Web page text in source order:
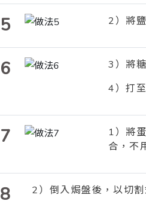
5 2）將
6 3 ）將
4）打
7 1）將
合，不
8 2）倒入焗盤後，以切